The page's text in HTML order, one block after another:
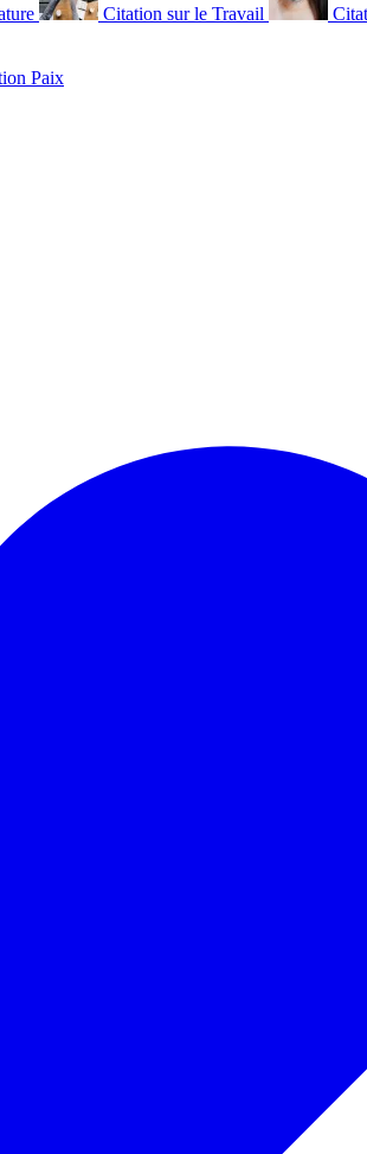
Citation sur le Travail
Paix